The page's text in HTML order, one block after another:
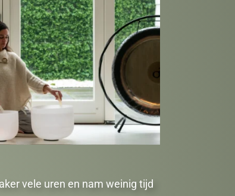
vele uren en nam weinig tijd